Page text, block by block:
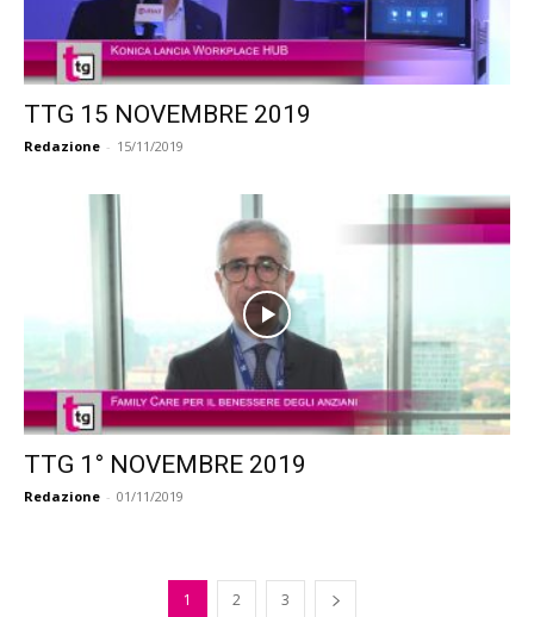
TTG 15 NOVEMBRE 2019
Redazione - 15/11/2019
TTG 1° NOVEMBRE 2019
Redazione - 01/11/2019
1 2 3